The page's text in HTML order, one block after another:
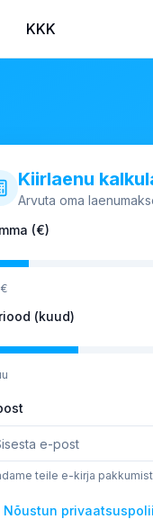
KKK
Kiirlaenu
Arvuta oma
(€)
€
(kuud)
teile e-kirja
Nõustun